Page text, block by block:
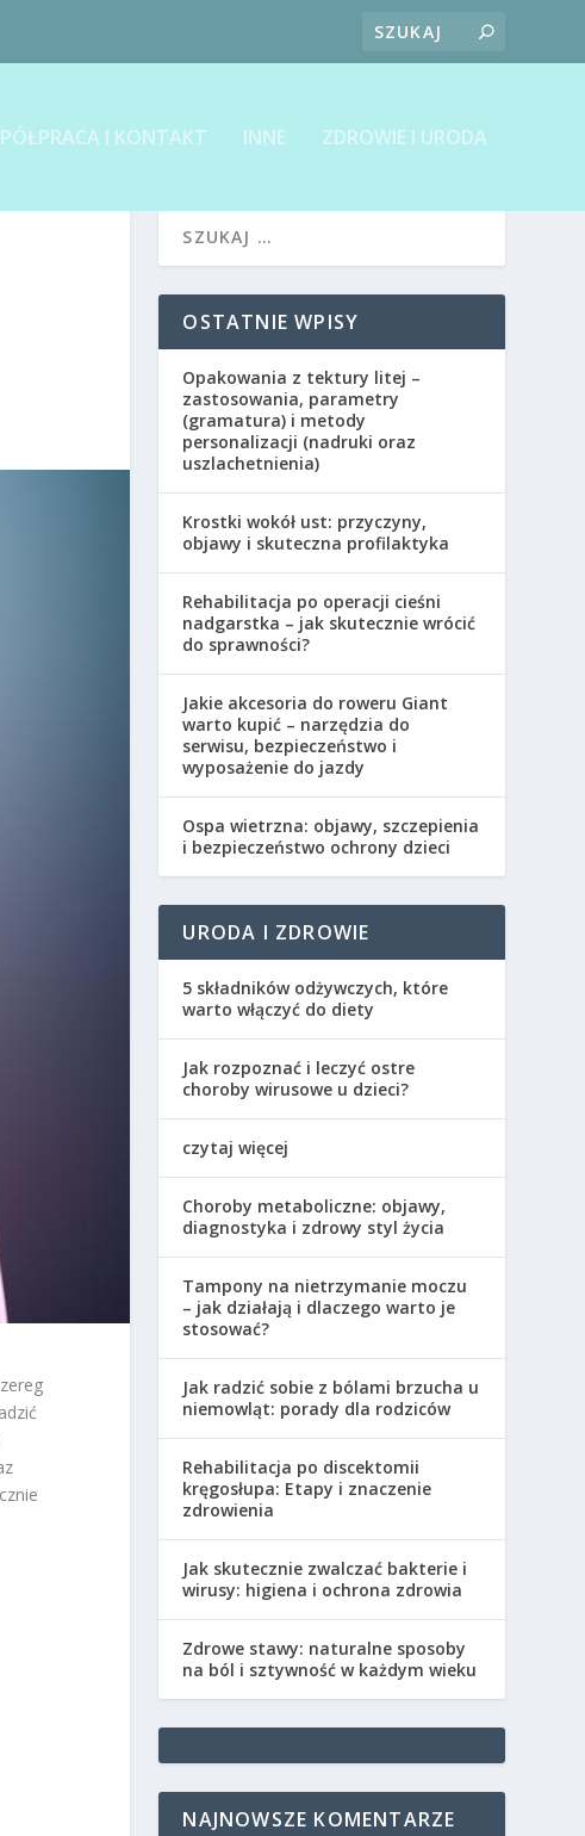
I KONTAKT INNE ZDROWIE I URODA
OSTATNIE WPISY
Opakowania z tektury litej –
zastosowania, parametry
(gramatura) i metody
personalizacji (nadruki oraz
uszlachetnienia)
Krostki wokół ust: przyczyny,
objawy i skuteczna profilaktyka
Rehabilitacja po operacji cieśni
nadgarstka – jak skutecznie wrócić
do sprawności?
Jakie akcesoria do roweru Giant
warto kupić – narzędzia do
serwisu, bezpieczeństwo i
wyposażenie do jazdy
Ospa wietrzna: objawy, szczepienia
i bezpieczeństwo ochrony dzieci
URODA I ZDROWIE
5 składników odżywczych, które
warto włączyć do diety
Jak rozpoznać i leczyć ostre
choroby wirusowe u dzieci?
czytaj więcej
Choroby metaboliczne: objawy,
diagnostyka i zdrowy styl życia
Tampony na nietrzymanie moczu
– jak działają i dlaczego warto je
stosować?
Jak radzić sobie z bólami brzucha u
niemowląt: porady dla rodziców
Rehabilitacja po discektomii
kręgosłupa: Etapy i znaczenie
zdrowienia
Jak skutecznie zwalczać bakterie i
wirusy: higiena i ochrona zdrowia
Zdrowe stawy: naturalne sposoby
na ból i sztywność w każdym wieku
NAJNOWSZE KOMENTARZE